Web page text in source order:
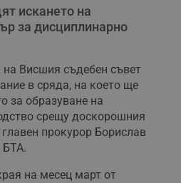
искането на
за дисциплинарно
на Висшия съдебен съвет
в сряда, на което ще
за образуване на
срещу доскорошния
прокурор Борислав
БТА.
на месец март от